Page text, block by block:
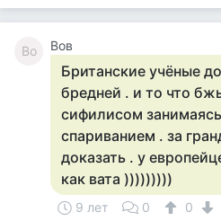
Во Вов
Британские учёные
бредней . и то что
сифилисом
спариванием . за
доказать . у
как вата )))))))))
9 лет 0 0